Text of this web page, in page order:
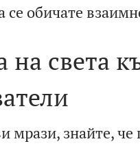
се обичате
на света
мрази, знайте,